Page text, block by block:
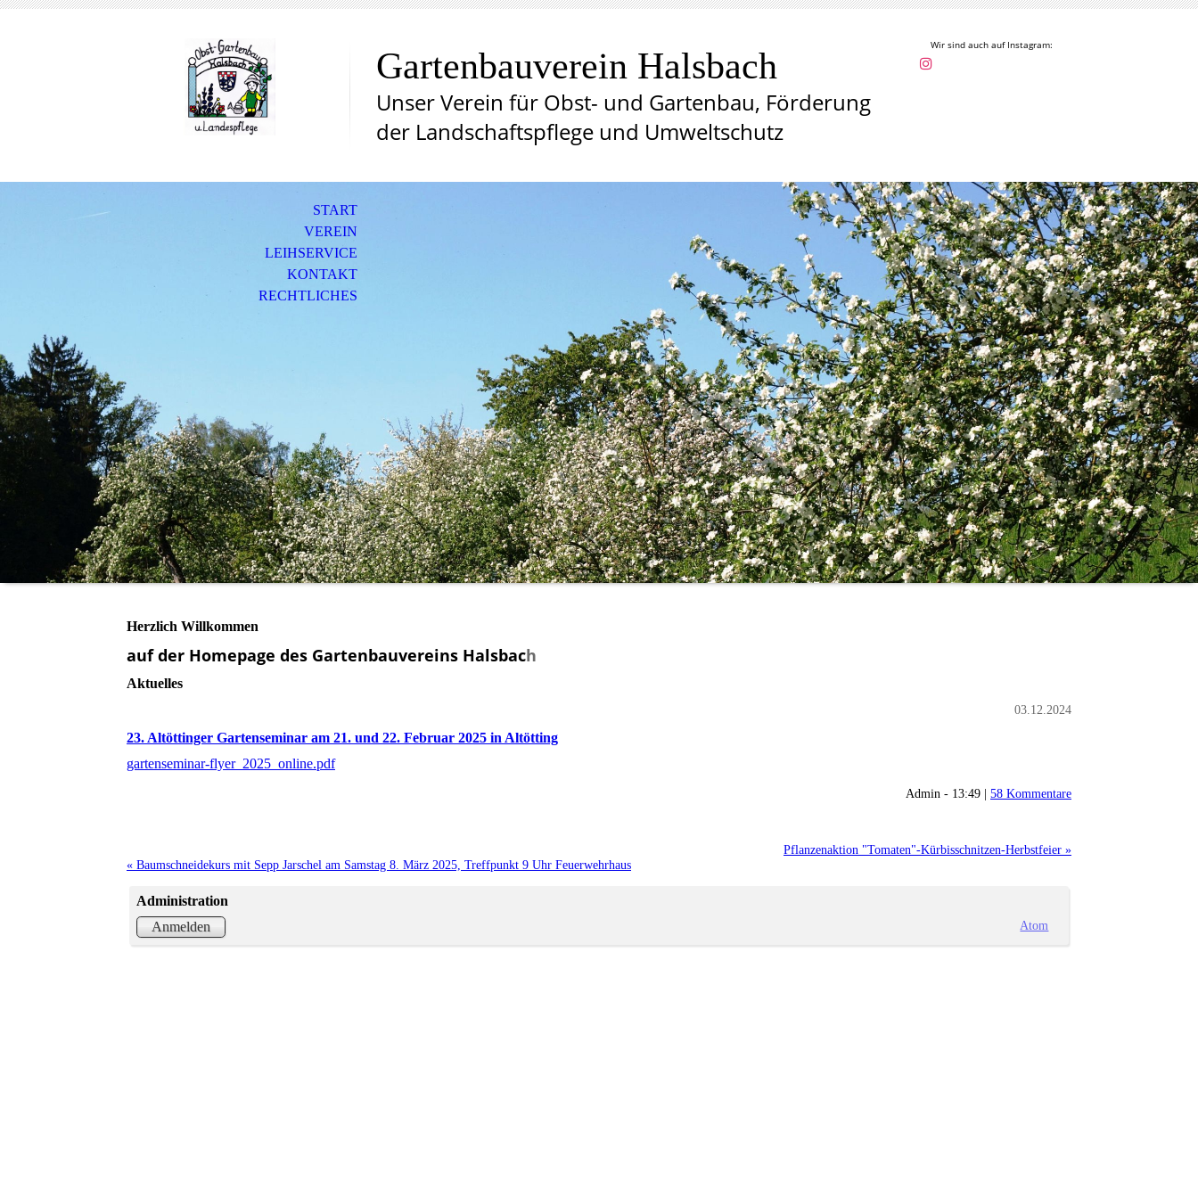
Gartenbauverein Halsbach
Unser Verein für Obst- und Gartenbau, Förderung
der Landschaftspflege und Umweltschutz
Wir sind auch auf Instagram:
START
VEREIN
LEIHSERVICE
KONTAKT
RECHTLICHES
Herzlich Willkommen
auf der Homepage des Gartenbauvereins Halsbach
Aktuelles
03.12.2024
23. Altöttinger Gartenseminar am 21. und 22. Februar 2025 in Altötting
gartenseminar-flyer_2025_online.pdf
Admin - 13:49 | 58 Kommentare
Pflanzenaktion "Tomaten"-Kürbisschnitzen-Herbstfeier »
« Baumschneidekurs mit Sepp Jarschel am Samstag 8. März 2025, Treffpunkt 9 Uhr Feuerwehrhaus
Administration
Anmelden
Atom